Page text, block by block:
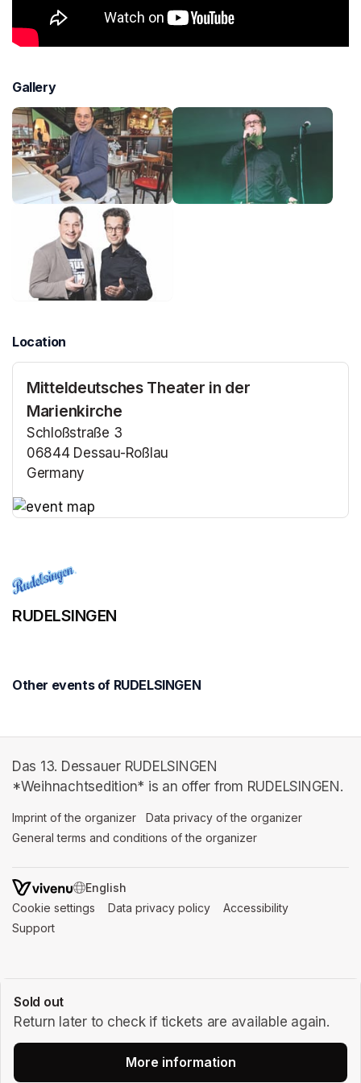
Gallery
Location
Mitteldeutsches Theater in der
Marienkirche
Schloßstraße 3
06844 Dessau-Roßlau
Germany
Sold out
Return later to check if tickets are available again.
More information
RUDELSINGEN
Other events of RUDELSINGEN
Das 13. Dessauer RUDELSINGEN
*Weihnachtsedition* is an offer from RUDELSINGEN.
Imprint of the organizer (opens in a new tab)
Data privacy of the organizer
General terms and conditions of the organizer
SWITCH LANGUAGE
Cookie settings (opens in a new tab)
Data privacy policy (opens in a new tab)
Accessibility
Support